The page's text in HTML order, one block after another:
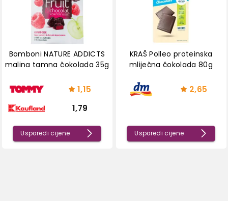
Bomboni NATURE ADDICTS
malina tamna čokolada 35g
1,15
1,79
Usporedi cijene
KRAŠ Polleo proteinska
mliječna čokolada 80g
2,65
Usporedi cijene